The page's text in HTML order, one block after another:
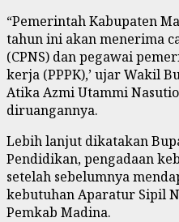
“Pemerintah Kabupaten
tahun ini akan menerima
(CPNS) dan pegawai
kerja (PPPK),’ ujar Wakil
Atika Azmi Utammi
diruangannya.
Lebih lanjut dikatakan
Pendidikan, pengadaan
setelah sebelumnya
kebutuhan Aparatur Sipil
Pemkab Madina.